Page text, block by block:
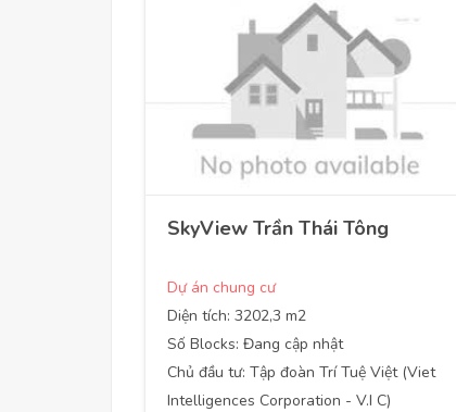
SkyView Trần Thái Tông
Dự án chung cư
Diện tích: 3202,3 m2
Số Blocks: Đang cập nhật
Chủ đầu tư: Tập đoàn Trí Tuệ Việt (Viet
Intelligences Corporation - V.I C)